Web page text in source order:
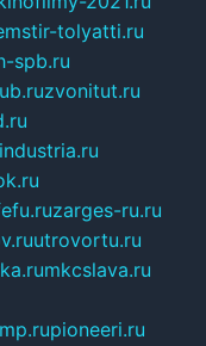
tolyatti.ru
spb.ru
zvonitut.ru
zarges-ru.ru
utrovortu.ru
mkcslava.ru
pioneeri.ru